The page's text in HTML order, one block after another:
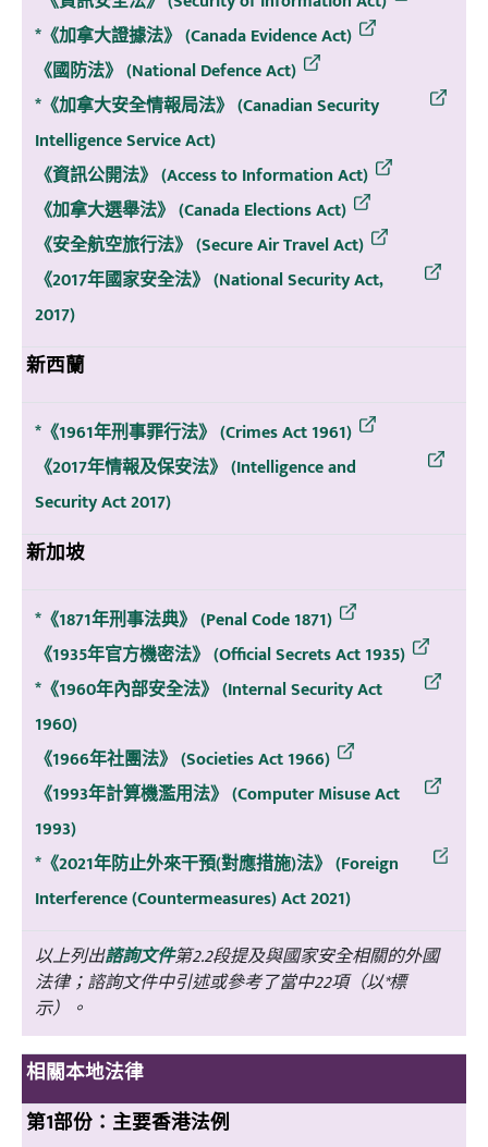
*《加拿大證據法》 (Canada Evidence Act)
《國防法》 (National Defence Act)
*《加拿大安全情報局法》 (Canadian Security
Intelligence Service Act)
《資訊公開法》 (Access to Information Act)
《加拿大選舉法》 (Canada Elections Act)
《安全航空旅行法》 (Secure Air Travel Act)
《2017年國家安全法》 (National Security Act,
2017)
新西蘭
*《1961年刑事罪行法》 (Crimes Act 1961)
《2017年情報及保安法》 (Intelligence and
Security Act 2017)
新加坡
*《1871年刑事法典》 (Penal Code 1871)
《1935年官方機密法》 (Official Secrets Act 1935)
*《1960年內部安全法》 (Internal Security Act
1960)
《1966年社團法》 (Societies Act 1966)
《1993年計算機濫用法》 (Computer Misuse Act
1993)
*《2021年防止外來干預(對應措施)法》 (Foreign
Interference (Countermeasures) Act 2021)
以上列出諮詢文件第2.2段提及與國家安全相關的外國
法律；諮詢文件中引述或參考了當中22項（以*標
示）。
相關本地法律
第1部份：主要香港法例